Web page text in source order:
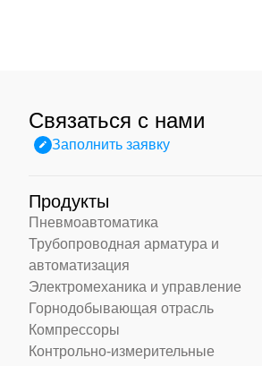
Связаться с нами
Заполнить заявку
Продукты
Пневмоавтоматика
Трубопроводная арматура и
автоматизация
Электромеханика и управление
Горнодобывающая отрасль
Компрессоры
Контрольно-измерительные